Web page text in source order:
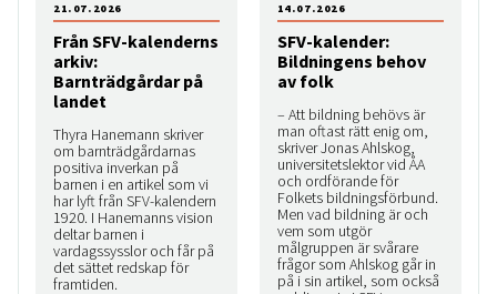
Från SFV-kalenderns
arkiv:
Barnträdgårdar på
landet
Thyra Hanemann skriver
om barnträdgårdarnas
positiva inverkan på
barnen i en artikel som vi
har lyft från SFV-kalendern
1920. I Hanemanns vision
deltar barnen i
vardagssysslor och får på
det sättet redskap för
framtiden.
21.07.2026
SFV-kalender:
Bildningens behov
av folk
– Att bildning behövs är
man oftast rätt enig om,
skriver Jonas Ahlskog,
universitetslektor vid ÅA
och ordförande för
Folkets bildningsförbund.
Men vad bildning är och
vem som utgör
målgruppen är svårare
frågor som Ahlskog går in
på i sin artikel, som också
14.07.2026